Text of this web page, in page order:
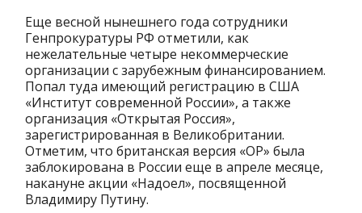
Еще весной нынешнего года сотрудники
Генпрокуратуры РФ отметили, как
нежелательные четыре некоммерческие
организации с зарубежным финансированием.
Попал туда имеющий регистрацию в США
«Институт современной России», а также
организация «Открытая Россия»,
зарегистрированная в Великобритании.
Отметим, что британская версия «ОР» была
заблокирована в России еще в апреле месяце,
накануне акции «Надоел», посвященной
Владимиру Путину.